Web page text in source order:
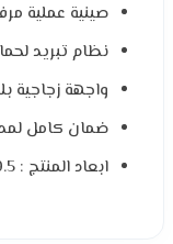
صينية عملية
نظام تبريد
واجهة زجاجية
ضمان كامل
ابعاد المنتج : 59.5 × 59.5 سم